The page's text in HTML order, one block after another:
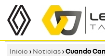
Inicio › Noticias›Cuando